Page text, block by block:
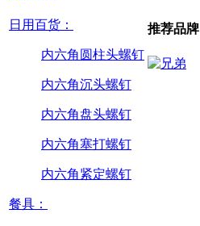
日用百货：
内六角圆柱头螺钉
内六角沉头螺钉
内六角盘头螺钉
内六角塞打螺钉
内六角紧定螺钉
餐具：
推荐品牌